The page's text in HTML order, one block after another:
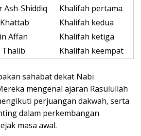
Ash-Shiddiq
Khalifah pertama
Khalifah kedua
Affan
Khalifah ketiga
Thalib Khalifah keempat
sahabat dekat Nabi
mengenal ajaran Rasulullah
perjuangan dakwah, serta
dalam perkembangan
masa awal.